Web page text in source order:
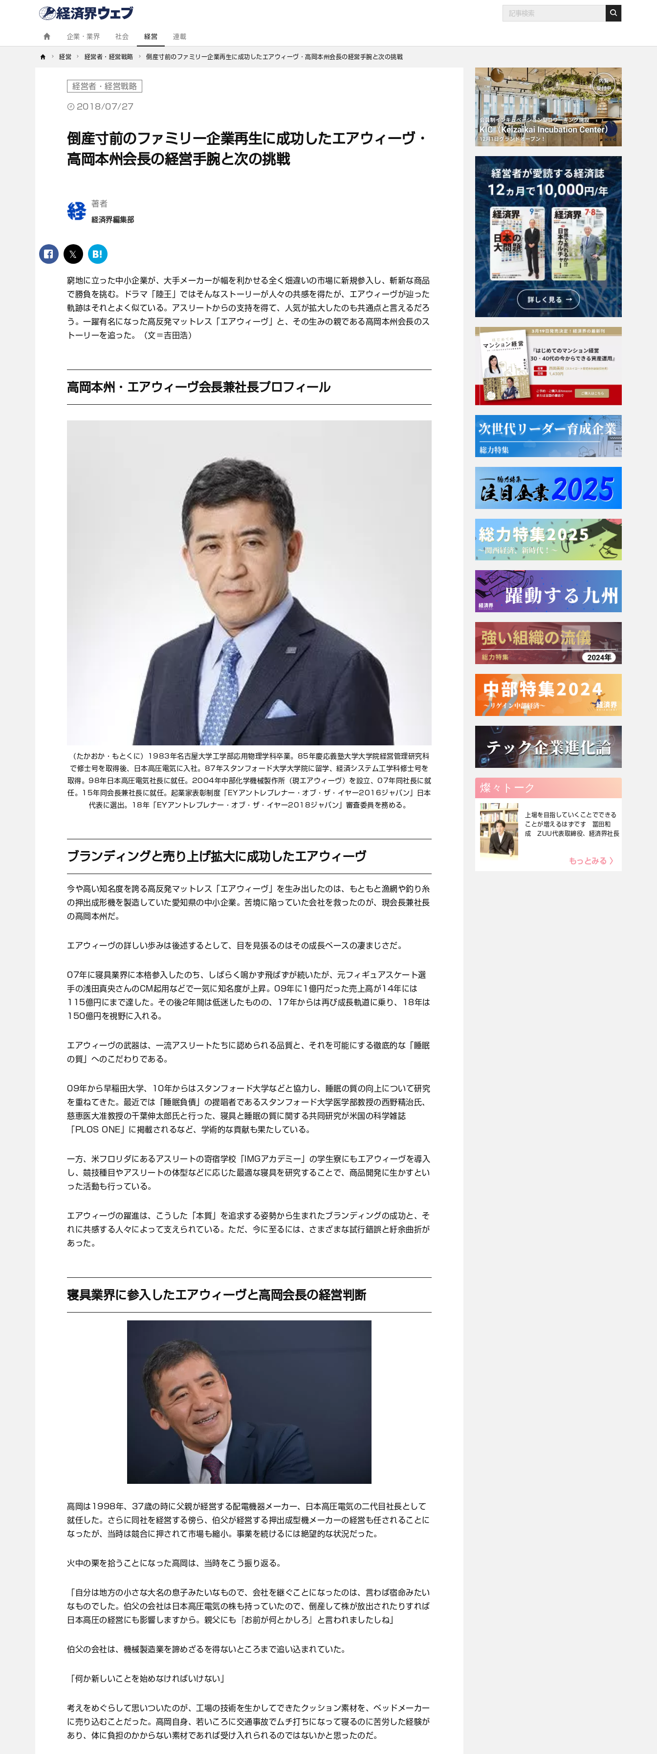
企業・業界 社会 経営 連載
経営 経営者・経営戦略 倒産寸前のファミリー企業再生に成功したエアウィーヴ・高岡本州会長の経営手腕と次の挑戦
経営者・経営戦略
2018/07/27
倒産寸前のファミリー企業再生に成功したエアウィーヴ・
高岡本州会長の経営手腕と次の挑戦
著者
経済界編集部
facebook
twitter
は
な
ッ
ク
マ
ー
ク
窮地に立った中小企業が、大手メーカーが幅を利かせる全く畑違いの市場に新規参入し、斬新な商品
で勝負を挑む。ドラマ「陸王」ではそんなストーリーが人々の共感を得たが、エアウィーヴが辿った
軌跡はそれとよく似ている。アスリートからの支持を得て、人気が拡大したのも共通点と言えるだろ
う。一躍有名になった高反発マットレス「エアウィーヴ」と、その生みの親である高岡本州会長のス
トーリーを追った。（文＝吉田浩）
高岡本州・エアウィーヴ会長兼社長プロフィール
（たかおか・もとくに）1983年名古屋大学工学部応用物理学科卒業。85年慶応義塾大学大学院経営管理研究科
で修士号を取得後、日本高圧電気に入社。87年スタンフォード大学大学院に留学、経済システム工学科修士号を
取得。98年日本高圧電気社長に就任。2004年中部化学機械製作所（現エアウィーヴ）を設立、07年同社長に就
任。15年同会長兼社長に就任。起業家表彰制度「EYアントレプレナー・オブ・ザ・イヤー2016ジャパン」日本
代表に選出。18年「EYアントレプレナー・オブ・ザ・イヤー2018ジャパン」審査委員を務める。
ブランディングと売り上げ拡大に成功したエアウィーヴ
今や高い知名度を誇る高反発マットレス「エアウィーヴ」を生み出したのは、もともと漁網や釣り糸
の押出成形機を製造していた愛知県の中小企業。苦境に陥っていた会社を救ったのが、現会長兼社長
の高岡本州だ。
エアウィーヴの詳しい歩みは後述するとして、目を見張るのはその成長ペースの凄まじさだ。
07年に寝具業界に本格参入したのち、しばらく鳴かず飛ばずが続いたが、元フィギュアスケート選
手の浅田真央さんのCM起用などで一気に知名度が上昇。09年に1億円だった売上高が14年には
115億円にまで達した。その後2年間は低迷したものの、17年からは再び成長軌道に乗り、18年は
150億円を視野に入れる。
エアウィーヴの武器は、一流アスリートたちに認められる品質と、それを可能にする徹底的な「睡眠
の質」へのこだわりである。
09年から早稲田大学、10年からはスタンフォード大学などと協力し、睡眠の質の向上について研究
を重ねてきた。最近では「睡眠負債」の提唱者であるスタンフォード大学医学部教授の西野精治氏、
慈恵医大准教授の千葉伸太郎氏と行った、寝具と睡眠の質に関する共同研究が米国の科学雑誌
「PLOS ONE」に掲載されるなど、学術的な貢献も果たしている。
一方、米フロリダにあるアスリートの寄宿学校「IMGアカデミー」の学生寮にもエアウィーヴを導入
し、競技種目やアスリートの体型などに応じた最適な寝具を研究することで、商品開発に生かすとい
った活動も行っている。
エアウィーヴの躍進は、こうした「本質」を追求する姿勢から生まれたブランディングの成功と、そ
れに共感する人々によって支えられている。ただ、今に至るには、さまざまな試行錯誤と紆余曲折が
あった。
寝具業界に参入したエアウィーヴと高岡会長の経営判断
高岡は1998年、37歳の時に父親が経営する配電機器メーカー、日本高圧電気の二代目社長として
就任した。さらに同社を経営する傍ら、伯父が経営する押出成型機メーカーの経営も任されることに
なったが、当時は競合に押されて市場も縮小。事業を続けるには絶望的な状況だった。
火中の栗を拾うことになった高岡は、当時をこう振り返る。
「自分は地方の小さな大名の息子みたいなもので、会社を継ぐことになったのは、言わば宿命みたい
なものでした。伯父の会社は日本高圧電気の株も持っていたので、倒産して株が放出されたりすれば
日本高圧の経営にも影響しますから。親父にも『お前が何とかしろ』と言われましたしね」
伯父の会社は、機械製造業を諦めざるを得ないところまで追い込まれていた。
「何か新しいことを始めなければいけない」
考えをめぐらして思いついたのが、工場の技術を生かしてできたクッション素材を、ベッドメーカー
に売り込むことだった。高岡自身、若いころに交通事故でムチ打ちになって寝るのに苦労した経験が
あり、体に負担のかからない素材であれば受け入れられるのではないかと思ったのだ。
燦々トーク
上場を目指していくことでできる
ことが増えるはずです 冨田和
成 ZUU代表取締役、経済界社長
もっとみる 〉